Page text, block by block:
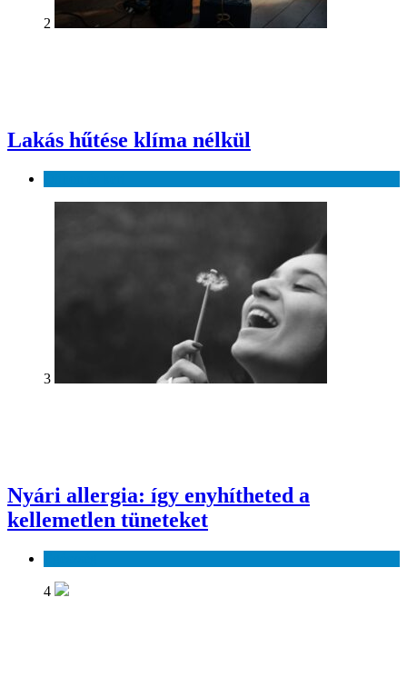
2
Lakás hűtése klíma nélkül
3
Nyári allergia: így enyhítheted a
kellemetlen tüneteket
4